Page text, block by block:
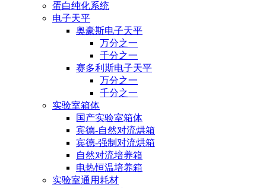
蛋白纯化系统
电子天平
奥豪斯电子天平
万分之一
千分之一
赛多利斯电子天平
万分之一
千分之一
实验室箱体
国产实验室箱体
宾德-自然对流烘箱
宾德-强制对流烘箱
自然对流培养箱
电热恒温培养箱
实验室通用耗材